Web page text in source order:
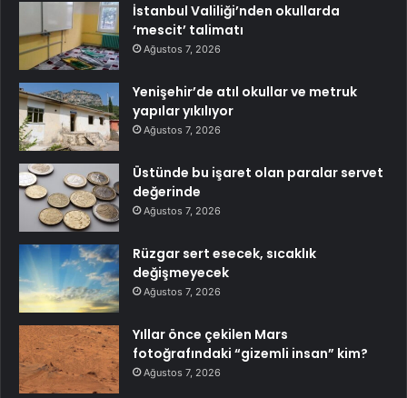
İstanbul Valiliği’nden okullarda
‘mescit’ talimatı
Ağustos 7, 2026
Yenişehir’de atıl okullar ve metruk
yapılar yıkılıyor
Ağustos 7, 2026
Üstünde bu işaret olan paralar servet
değerinde
Ağustos 7, 2026
Rüzgar sert esecek, sıcaklık
değişmeyecek
Ağustos 7, 2026
Yıllar önce çekilen Mars
fotoğrafındaki “gizemli insan” kim?
Ağustos 7, 2026